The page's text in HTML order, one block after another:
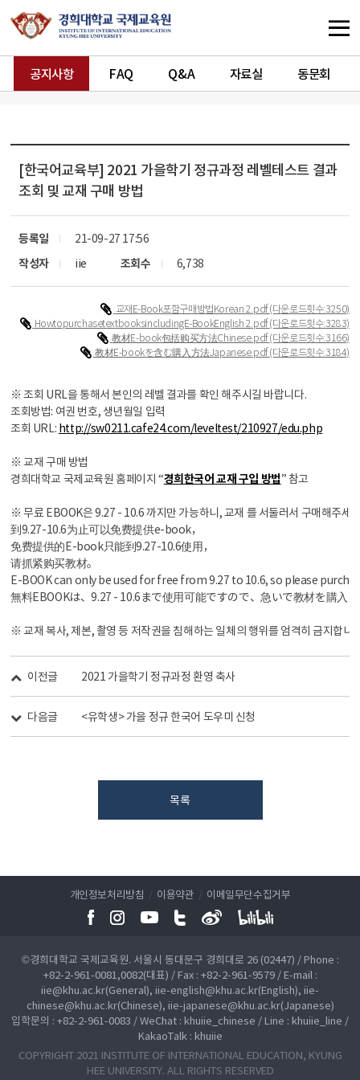
공지사항 FAQ Q&A 자료실 동문회
[한국어교육부] 2021 가을학기 정규과정 레벨테스트 결과
조회 및 교재 구매 방법
등록일
21-09-27 17:56
작성자
iie 조회수 6,738
교재E-Book포함구매방법Korean 2.pdf(다운로드횟수:3250)
HowtopurchasetextbooksincludingE-BookEnglish 2.pdf(다운로드횟수:3283)
教材E-book包括购买方法Chinese.pdf(다운로드횟수:3166)
教材E-bookを含む購入方法Japanese.pdf(다운로드횟수:3184)
※ 조회 URL을 통해서 본인의 레벨 결과를 확인 해주시길 바랍니다.
조회방법: 여권 번호, 생년월일 입력
조회 URL: http://sw0211.cafe24.com/leveltest/210927/edu.php
※ 교재 구매 방법
경희대학교 국제교육원 홈페이지 “경희한국어 교재 구입 방법” 참고
※ 무료 EBOOK은 9.27 - 10.6 까지만 가능하니, 교재 를 서둘러서 구매해주세
到9.27-10.6为止可以免费提供e-book，
免费提供的E-book只能到9.27-10.6使用，
请抓紧购买教材。
E-BOOK can only be used for free from 9.27 to 10.6, so please
無料EBOOKは、9.27 - 10.6まで使用可能ですので、急いで教材を購入
※ 교재 복사, 제본, 촬영 등 저작권을 침해하는 일체의 행위를 엄격히 금지합니
이전글 2021 가을학기 정규과정 환영 축사
다음글 <유학생> 가을 정규 한국어 도우미 신청
목록
개인정보처리방침 / 이용약관 / 이메일무단수집거부
©경희대학교 국제교육원. 서울시 동대문구 경희대로 26 (02447) / Phone :
+82-2-961-0081,0082(대표) / Fax : +82-2-961-9579 / E-mail :
iie@khu.ac.kr(General), iie-english@khu.ac.kr(English), iie-
chinese@khu.ac.kr(Chinese), iie-japanese@khu.ac.kr(Japanese)
입학문의 : +82-2-961-0083 / WeChat : khuiie_chinese / Line : khuiie_line /
KakaoTalk : khuiie
COPYRIGHT 2021 INSTITUTE OF INTERNATIONAL EDUCATION, KYUNG
HEE UNIVERSITY. ALL RIGHTS RESERVED